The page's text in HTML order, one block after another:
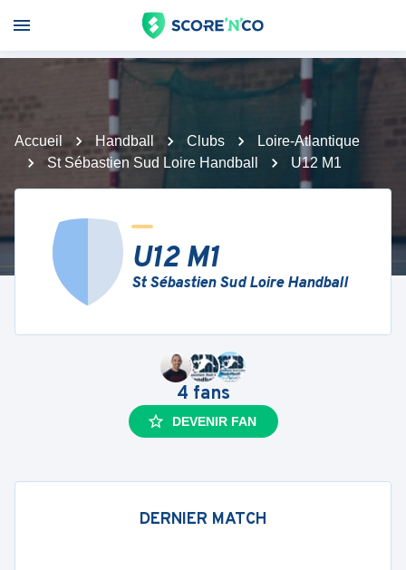
Accueil Handball Clubs
Loire-Atlantique
St Sébastien Sud Loire Handball
U12 M1
U12 M1
St Sébastien Sud Loire Handball
4 fans
DEVENIR FAN
DERNIER MATCH